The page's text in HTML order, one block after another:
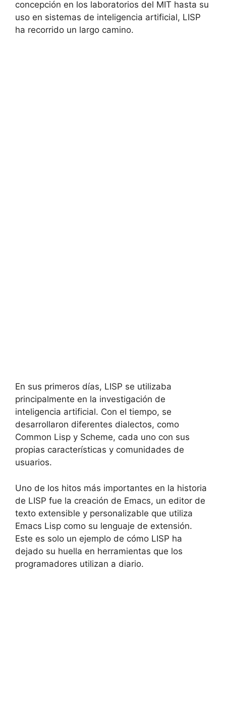
concepción en los laboratorios del MIT hasta su
uso en sistemas de inteligencia artificial, LISP
ha recorrido un largo camino.
En sus primeros días, LISP se utilizaba
principalmente en la investigación de
inteligencia artificial. Con el tiempo, se
desarrollaron diferentes dialectos, como
Common Lisp y Scheme, cada uno con sus
propias características y comunidades de
usuarios.
Uno de los hitos más importantes en la historia
de LISP fue la creación de Emacs, un editor de
texto extensible y personalizable que utiliza
Emacs Lisp como su lenguaje de extensión.
Este es solo un ejemplo de cómo LISP ha
dejado su huella en herramientas que los
programadores utilizan a diario.